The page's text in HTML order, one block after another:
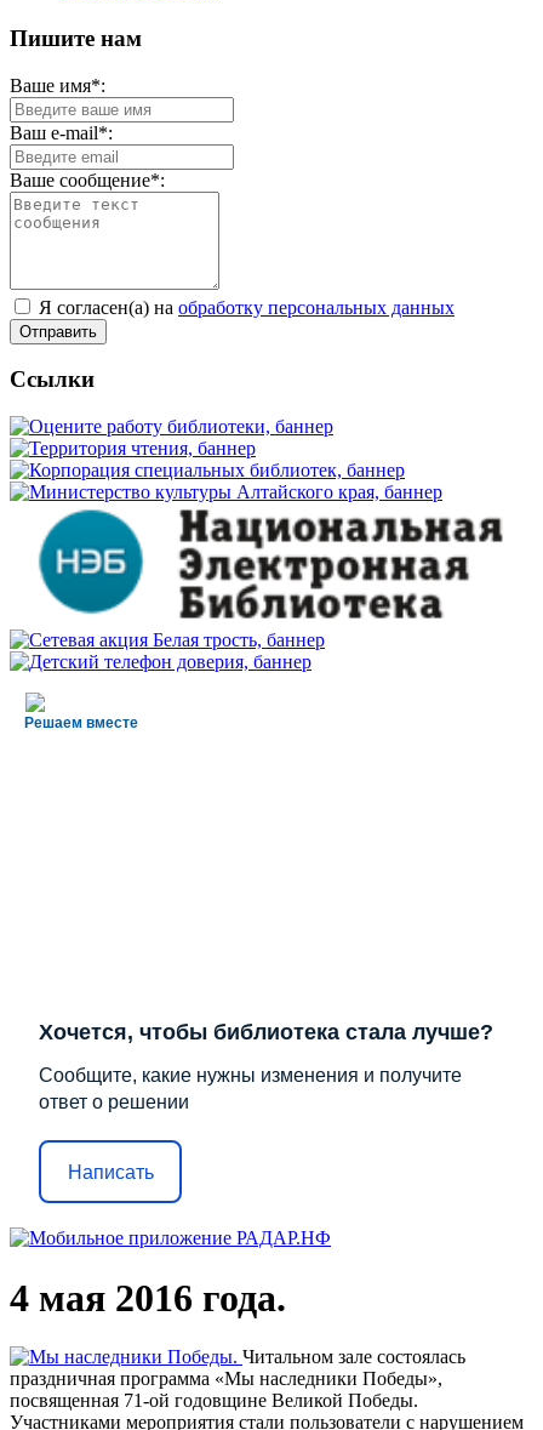
Пишите нам
Ваше имя*:
Ваш e-mail*:
Ваше сообщение*:
Я согласен(а) на обработку персональных данных
Ссылки
Решаем вместе
Хочется, чтобы библиотека стала лучше?
Сообщите, какие нужны изменения и получите
ответ о решении
Написать
4 мая 2016 года.
Читальном зале состоялась
праздничная программа «Мы наследники Победы»,
посвященная 71-ой годовщине Великой Победы.
Участниками мероприятия стали пользователи с нарушением